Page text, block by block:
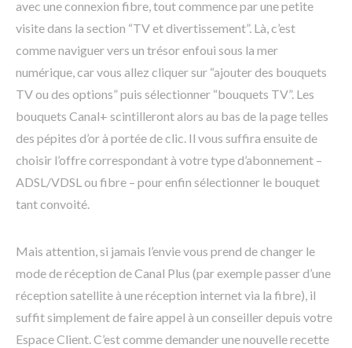
avec une connexion fibre, tout commence par une petite
visite dans la section “TV et divertissement”. Là, c’est
comme naviguer vers un trésor enfoui sous la mer
numérique, car vous allez cliquer sur “ajouter des bouquets
TV ou des options” puis sélectionner “bouquets TV”. Les
bouquets Canal+ scintilleront alors au bas de la page telles
des pépites d’or à portée de clic. Il vous suffira ensuite de
choisir l’offre correspondant à votre type d’abonnement –
ADSL/VDSL ou fibre – pour enfin sélectionner le bouquet
tant convoité.
Mais attention, si jamais l’envie vous prend de changer le
mode de réception de Canal Plus (par exemple passer d’une
réception satellite à une réception internet via la fibre), il
suffit simplement de faire appel à un conseiller depuis votre
Espace Client. C’est comme demander une nouvelle recette